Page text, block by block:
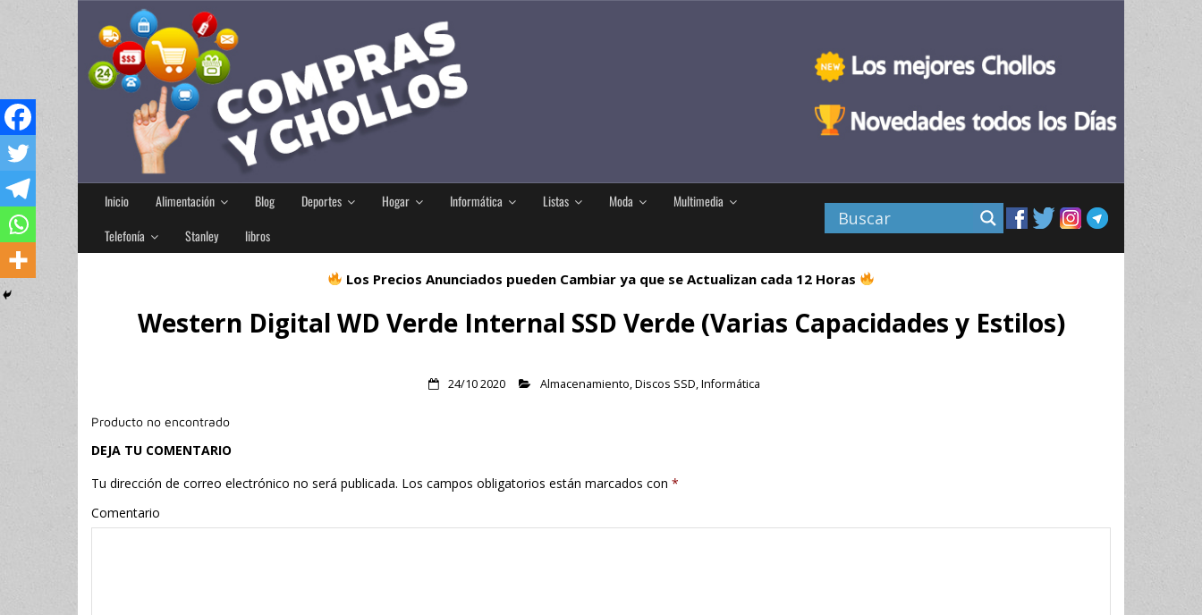
Inicio Alimentación Blog Deportes Hogar Informática Listas Moda
Multimedia
Telefonía
Stanley libros
Los Precios Anunciados pueden Cambiar ya que se Actualizan cada 12 Horas
Western Digital WD Verde Internal SSD Verde (Varias Capacidades y Estilos)
24/10 2020 Almacenamiento,Discos SSD,Informática
Producto no encontrado
DEJA TU COMENTARIO
Tu dirección de correo electrónico no será publicada. Los campos obligatorios están marcados con *
Comentario